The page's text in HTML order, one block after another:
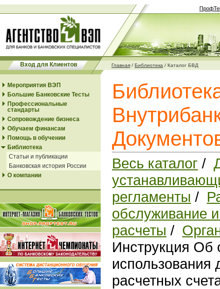
Вход для Клиентов Главная / Библиотека / Каталог БВД
Мероприятия ВЭП
Большие Банковские Тесты
Профессиональные
стандарты
Сопровождение бизнеса
Обучаем финансам
Помощь в обучении
Библиотека
Статьи и публикации
Банковская история России
О компании
Весь каталог /
регламенты /
обслуживание
расчеты /
Инструкция Об
использования
расчетных